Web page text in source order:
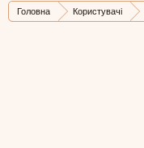
Головна Користувачі